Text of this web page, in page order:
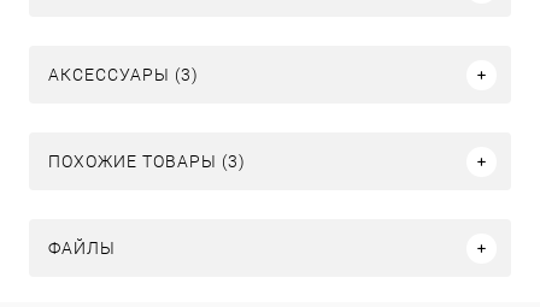
АКСЕССУАРЫ (3)
ПОХОЖИЕ ТОВАРЫ (3)
ФАЙЛЫ